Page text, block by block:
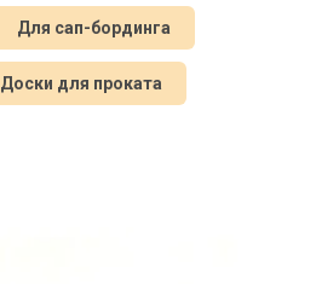
Для сап-бординга
Доски для проката